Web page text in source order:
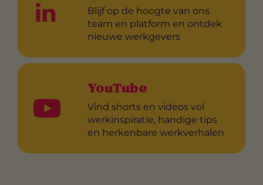
Blijf op de hoogte van ons
team en platform en ontdek
nieuwe werkgevers
YouTube
Vind shorts en videos vol
werkinspiratie, handige tips
en herkenbare werkverhalen